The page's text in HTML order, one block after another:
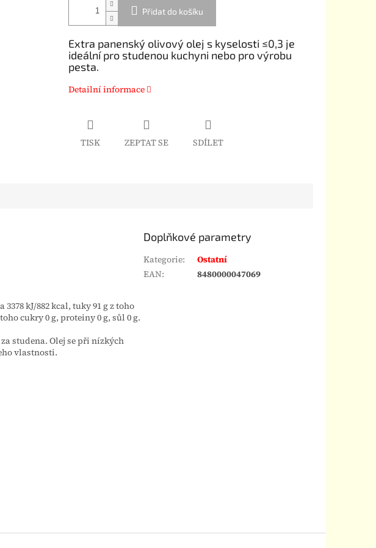
Přidat do košíku
Extra panenský olivový olej s kyselosti ≤0,3 je
ideální pro studenou kuchyni nebo pro výrobu
pesta.
Detailní informace
TISK ZEPTAT SE SDÍLET
kJ/882 kcal, tuky 91 g z toho
cukry 0 g, proteiny 0 g, sůl 0 g.
studena. Olej se při nízkých
vlastnosti.
Doplňkové parametry
Kategorie:
Ostatní
EAN: 8480000047069